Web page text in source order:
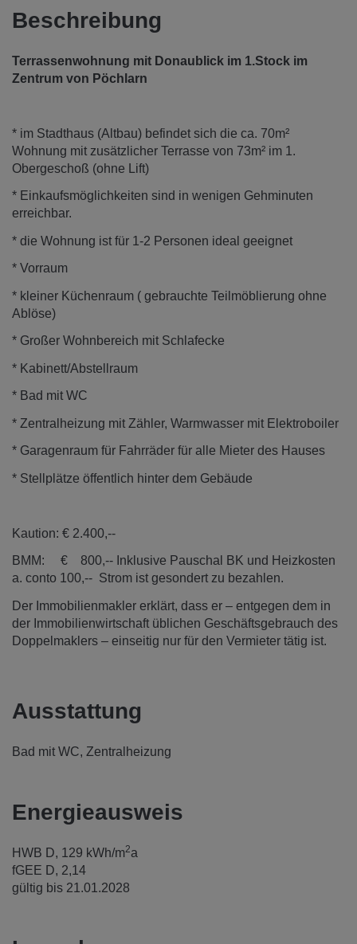
Beschreibung
Terrassenwohnung mit Donaublick im 1.Stock im
Zentrum von Pöchlarn
* im Stadthaus (Altbau) befindet sich die ca. 70m²
Wohnung mit zusätzlicher Terrasse von 73m² im 1.
Obergeschoß (ohne Lift)
* Einkaufsmöglichkeiten sind in wenigen Gehminuten
erreichbar.
* die Wohnung ist für 1-2 Personen ideal geeignet
* Vorraum
* kleiner Küchenraum ( gebrauchte Teilmöblierung ohne
Ablöse)
* Großer Wohnbereich mit Schlafecke
* Kabinett/Abstellraum
* Bad mit WC
* Zentralheizung mit Zähler, Warmwasser mit Elektroboiler
* Garagenraum für Fahrräder für alle Mieter des Hauses
* Stellplätze öffentlich hinter dem Gebäude
Kaution: € 2.400,--
BMM: € 800,-- Inklusive Pauschal BK und Heizkosten
a. conto 100,-- Strom ist gesondert zu bezahlen.
Der Immobilienmakler erklärt, dass er – entgegen dem in
der Immobilienwirtschaft üblichen Geschäftsgebrauch des
Doppelmaklers – einseitig nur für den Vermieter tätig ist.
Ausstattung
Bad mit WC Zentralheizung
Energieausweis
HWB D, 129 kWh/m2a
fGEE D, 2,14
gültig bis 21.01.2028